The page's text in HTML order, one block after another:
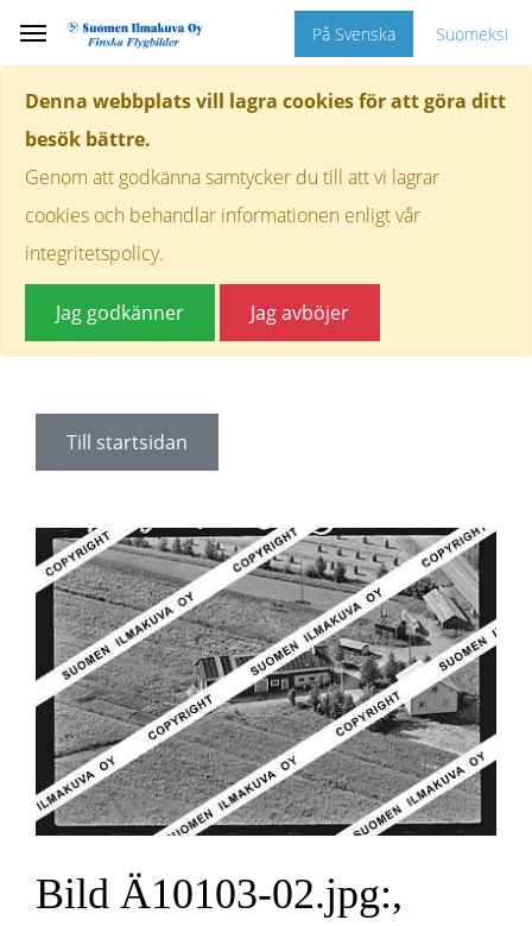
Denna webbplats vill lagra cookies för att göra ditt
besök bättre.
Genom att godkänna samtycker du till att vi lagrar
cookies och behandlar informationen enligt vår
integritetspolicy.
Jag godkänner Jag avböjer
På Svenska Suomeksi
Till startsidan
Bild Ä10103-02.jpg:,